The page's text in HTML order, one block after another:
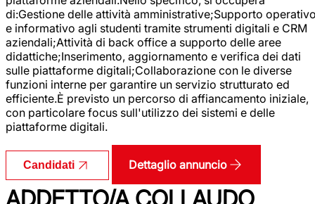
di:Gestione delle attività amministrative;Supporto
e informativo agli studenti tramite strumenti digitali e CRM
aziendali;Attività di back office a supporto delle aree
didattiche;Inserimento, aggiornamento e verifica dei dati
sulle piattaforme digitali;Collaborazione con le diverse
funzioni interne per garantire un servizio strutturato ed
efficiente.È previsto un percorso di affiancamento iniziale,
con particolare focus sull'utilizzo dei sistemi e delle
piattaforme digitali.
Candidati Dettaglio annuncio
ADDETTO/A COLLAUDO